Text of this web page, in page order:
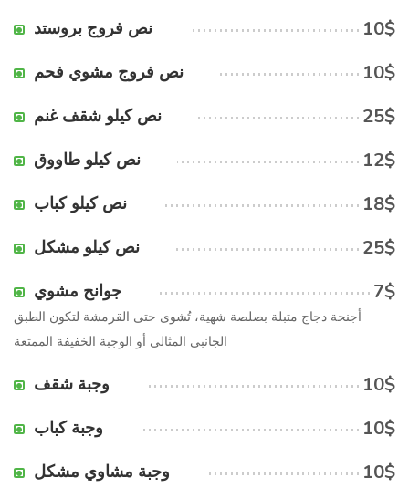
نص فروج بروستد 10$
نص فروج مشوي فحم 10$
نص كيلو شقف غنم 25$
نص كيلو طاووق 12$
نص كيلو كباب 18$
نص كيلو مشكل 25$
جوانح مشوي 7$
أجنحة دجاج متبلة بصلصة شهية، تُشوى حتى القرمشة لتكون الطبق
الجانبي المثالي أو الوجبة الخفيفة الممتعة
وجبة شقف 10$
وجبة كباب 10$
وجبة مشاوي مشكل 10$